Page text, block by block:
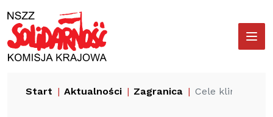
do
treści
Start Aktualności Zagranica Cele